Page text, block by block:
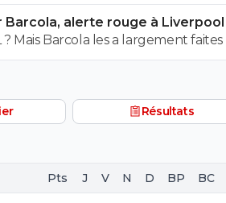
Barcola, alerte rouge à Liverpool
Mais Barcola les a largement
tout le grattin de la PL, c'est
145M sur Isak qui n'a pas fait grand
gravement.
Résultats
Pts J V N D BP BC